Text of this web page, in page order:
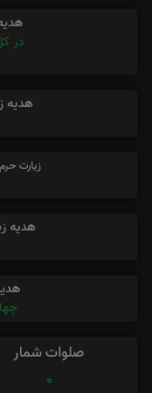
در
هدیه
زیارت
هدیه
صلوات شمار
0